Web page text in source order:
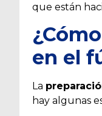
que están
en el
La
hay algunas